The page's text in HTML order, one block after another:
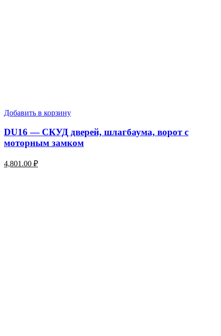
Добавить в корзину
DU16 — СКУД дверей, шлагбаума, ворот с
моторным замком
4,801.00 ₽